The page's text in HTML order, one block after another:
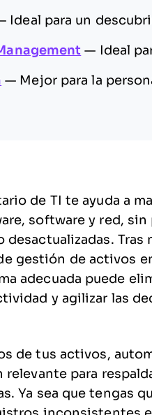
Ideal para un
— Ideal
— Mejor para la
de TI te ayuda a
software y red, sin
Tras
gestión de activos
adecuada puede
y agilizar las
de tus activos,
para
Ya sea que tengas